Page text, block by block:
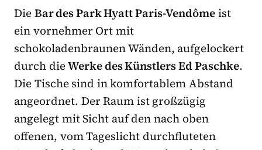
DieBar des Park Hyatt Paris-Vendômeist
ein vornehmer Ort mit
schokoladenbraunen Wänden, aufgelockert
durch dieWerke des Künstlers Ed Paschke.
Die Tische sind in komfortablem Abstand
angeordnet. Der Raum ist großzügig
angelegt mit Sicht auf den nach oben
offenen, vom Tageslicht durchfluteten